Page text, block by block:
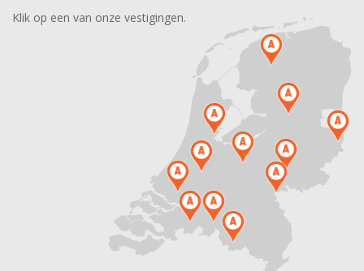
Klik op een van onze vestigingen.